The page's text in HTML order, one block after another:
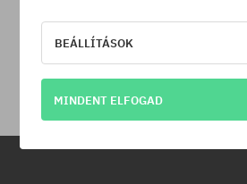
A termék visszaküldésére a csomag
30 napod van.
BEÁLLÍTÁSOK
MINDENT ELFOGAD